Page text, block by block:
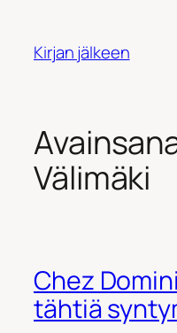
Kirjan jälkeen
Välimäki
Chez
tähtiä